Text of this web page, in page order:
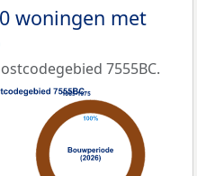
woningen met
7555BC.